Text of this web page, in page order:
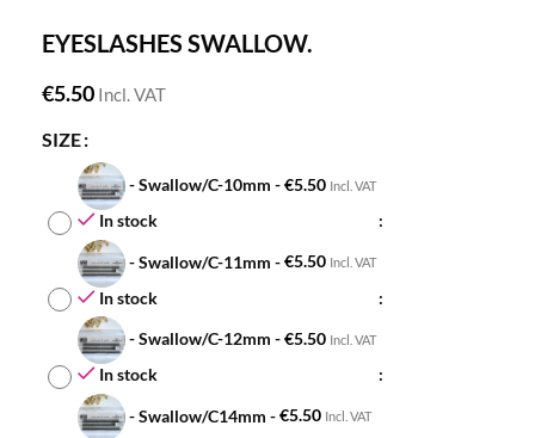
EYESLASHES SWALLOW.
€5.50 Incl. VAT
SIZE
-Swallow/C-10mm -€5.50 Incl. VAT
In stock
-Swallow/C-11mm -€5.50 Incl. VAT
In stock
-Swallow/C-12mm -€5.50 Incl. VAT
In stock
-Swallow/C14mm -€5.50 Incl. VAT